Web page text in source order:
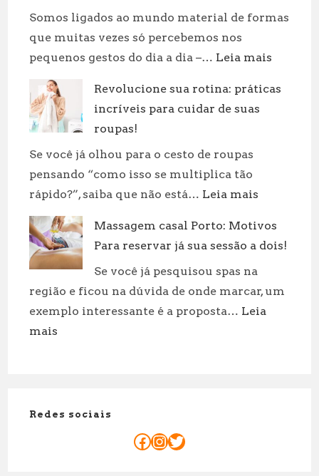
Somos ligados ao mundo material de formas
que muitas vezes só percebemos nos
pequenos gestos do dia a dia –… Leia mais
Tempo
Revolucione sua rotina: práticas
incríveis para cuidar de suas
roupas!
Se você já olhou para o cesto de roupas
pensando “como isso se multiplica tão
rápido?”, saiba que não está… Leia mais
sua
rotina:
para
cuidar
Massagem casal Porto: Motivos
Para reservar já sua sessão a dois!
Se você já pesquisou spas na
região e ficou na dúvida de onde marcar, um
exemplo interessante é a proposta… Leia
mais
Para
Redes sociais
Facebook
Instagram
Twitter